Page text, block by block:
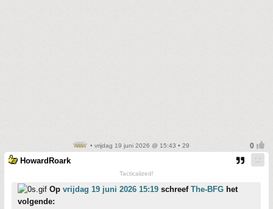
• vrijdag 19 juni 2026 @ 15:43 • 29
HowardRoark
Tacticalized!
Op vrijdag 19 juni 2026 15:19 schreef The-BFG het
volgende: